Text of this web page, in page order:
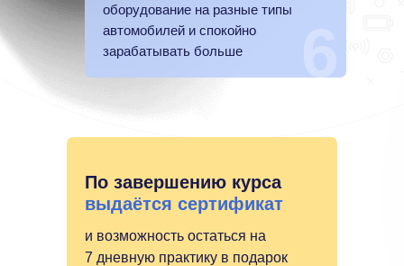
оборудование на разные типы
автомобилей и спокойно
зарабатывать больше
По завершению курса
выдаётся сертификат
и возможность остаться на
7 дневную практику в подарок